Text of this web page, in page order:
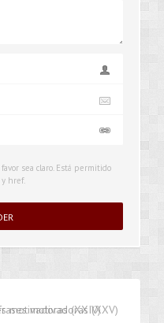
sea claro. Está permitido
href.
motivadoras (XXIV)
motivadoras (XXV)